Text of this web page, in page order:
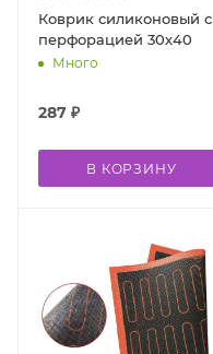
Коврик силиконовый с
перфорацией 30х40
Много
287 ₽
В КОРЗИНУ